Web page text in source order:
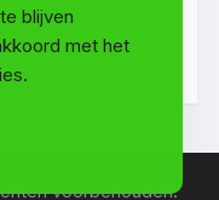
voorbehouden.
blijven
met het